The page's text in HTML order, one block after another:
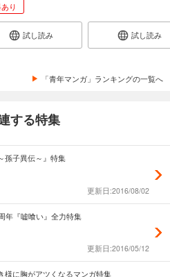
り
試し読み 試し読み
「青年マンガ」ランキングの一覧へ
する特集
孫子異伝～』特集
更新日:2016/08/02
年『嘘喰い』全力特集
更新日:2016/05/12
様に胸がアツくなるマンガ特集